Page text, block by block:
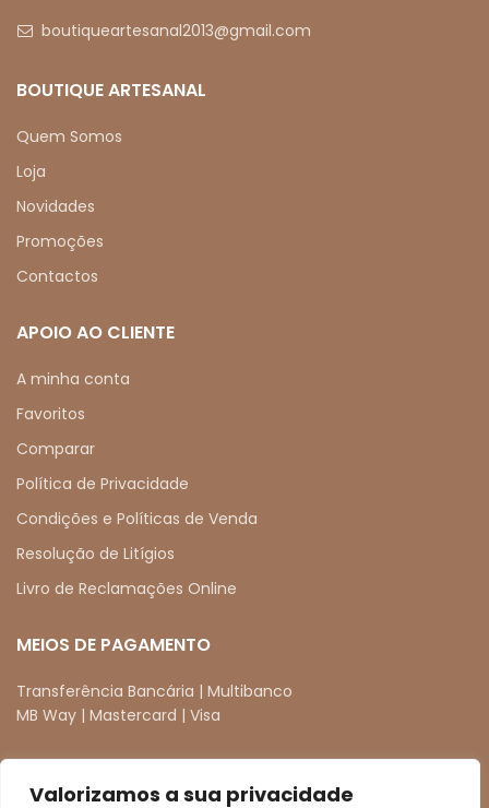
Valorizamos a sua privacidade
boutiqueartesanal2013@gmail.com
BOUTIQUE ARTESANAL
Quem Somos
Loja
Novidades
Promoções
Contactos
APOIO AO CLIENTE
A minha conta
Favoritos
Comparar
Política de Privacidade
Condições e Políticas de Venda
Resolução de Litígios
Livro de Reclamações Online
MEIOS DE PAGAMENTO
Transferência Bancária | Multibanco
MB Way | Mastercard | Visa